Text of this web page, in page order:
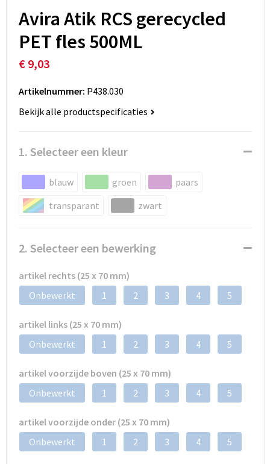
Avira Atik RCS gerecycled
PET fles 500ML
€ 9,03
Artikelnummer: P438.030
Bekijk alle productspecificaties
1. Selecteer een kleur
blauw groen
paars
transparant
zwart
2. Selecteer een bewerking
artikel rechts (25 x 70 mm)
Onbewerkt
1 2 3 4 5
artikel links (25 x 70 mm)
Onbewerkt
1 2 3 4 5
artikel voorzijde boven (25 x 70 mm)
Onbewerkt
1 2 3 4 5
artikel voorzijde onder (25 x 70 mm)
Onbewerkt
1 2 3 4 5